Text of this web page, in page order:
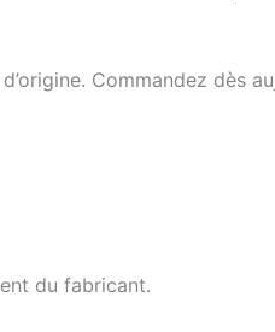
Commandez dès
du fabricant.